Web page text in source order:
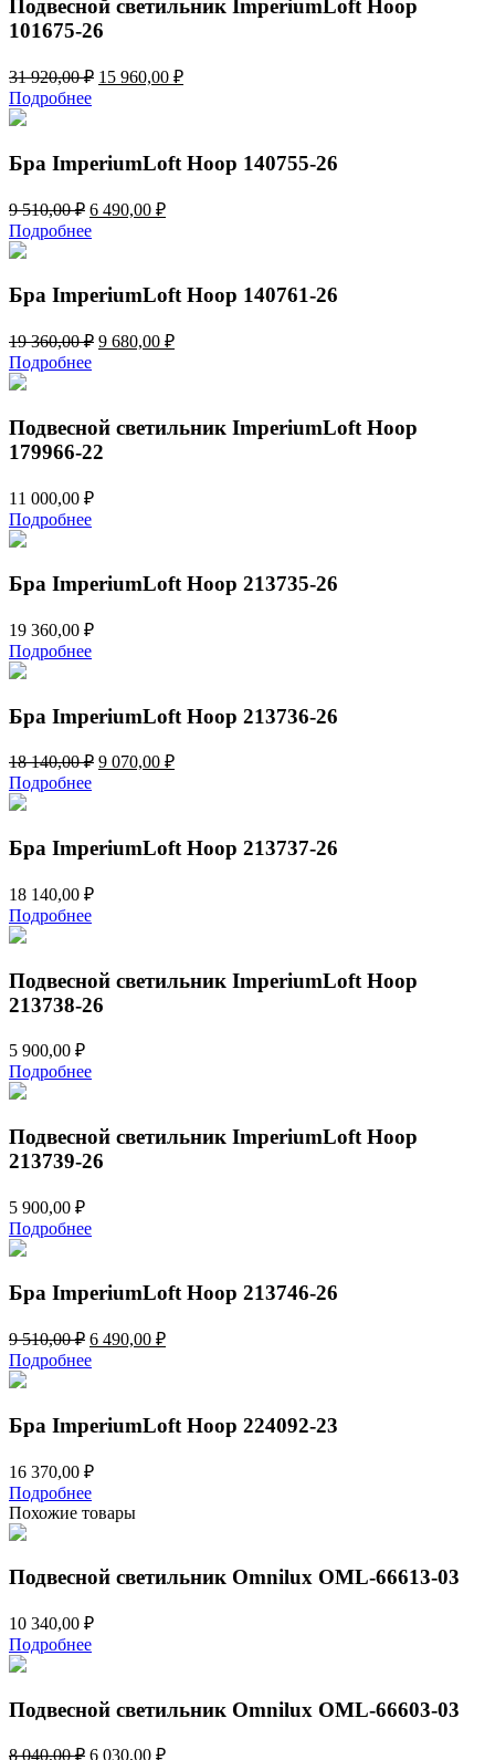
Подвесной светильник ImperiumLoft Hoop
101675-26
31 920,00₽ Первоначальная
920,00 ₽.
15 960,00 ₽Текущая
Подробнее
Бра ImperiumLoft Hoop 140755-26
9 510,00₽ Первоначальная
цена
составляла
510,00 ₽.
6 490,00 ₽Текущая
Подробнее
Бра ImperiumLoft Hoop 140761-26
19 360,00₽ Первоначальная
360,00 ₽.
9 680,00 ₽Текущая
Подробнее
Подвесной светильник ImperiumLoft Hoop
179966-22
11 000,00 ₽
Подробнее
Бра ImperiumLoft Hoop 213735-26
19 360,00 ₽
Подробнее
Бра ImperiumLoft Hoop 213736-26
18 140,00₽ Первоначальная
140,00 ₽.
9 070,00 ₽Текущая
Подробнее
Бра ImperiumLoft Hoop 213737-26
18 140,00 ₽
Подробнее
Подвесной светильник ImperiumLoft Hoop
213738-26
5 900,00 ₽
Подробнее
Подвесной светильник ImperiumLoft Hoop
213739-26
5 900,00 ₽
Подробнее
Бра ImperiumLoft Hoop 213746-26
9 510,00₽ Первоначальная
цена
составляла
510,00 ₽.
6 490,00 ₽Текущая
Подробнее
Бра ImperiumLoft Hoop 224092-23
16 370,00 ₽
Подробнее
Похожие товары
Подвесной светильник Omnilux OML-66613-03
10 340,00 ₽
Подробнее
Подвесной светильник Omnilux OML-66603-03
8 040,00₽ Первоначальная
6 030,00 ₽Текущая